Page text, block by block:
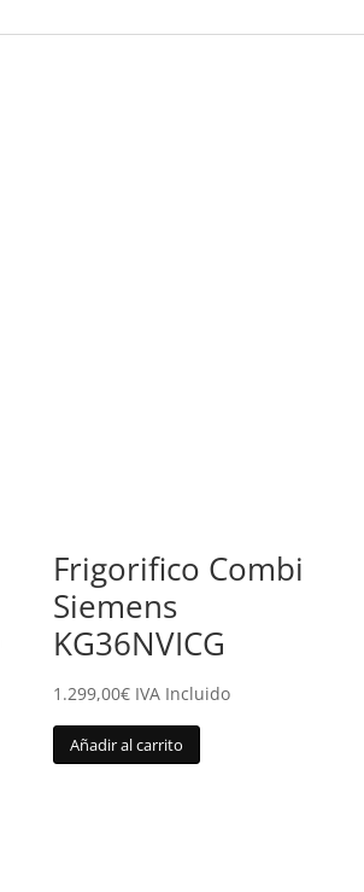
Frigorifico Combi
Siemens
KG36NVICG
1.299,00€ IVA Incluido
Añadir al carrito